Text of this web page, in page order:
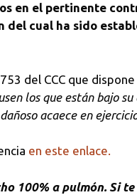
en el pertinente
del cual ha sido
del CCC que dispone
los que están bajo su
acaece en
en este enlace.
100% a pulmón. Si